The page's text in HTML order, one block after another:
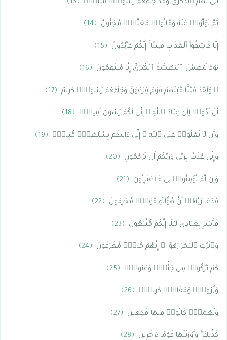
أَنَّىٰ لَهُمُ ٱلذِّكْرَىٰ وَقَدْ جَآءَهُمْ رَسُولٌۭ مُّبِينٌۭ ﴿13﴾
ثُمَّ تَوَلَّوْا۟ عَنْهُ وَقَالُوا۟ مُعَلَّمٌۭ مَّجْنُونٌ ﴿14﴾
إِنَّا كَاشِفُوا۟ ٱلْعَذَابِ قَلِيلًا ۚ إِنَّكُمْ عَآئِدُونَ ﴿15﴾
يَوْمَ نَبْطِشُ ٱلْبَطْشَةَ ٱلْكُبْرَىٰٓ إِنَّا مُنتَقِمُونَ ﴿16﴾
۞ وَلَقَدْ فَتَنَّا قَبْلَهُمْ قَوْمَ فِرْعَوْنَ وَجَآءَهُمْ رَسُولٌۭ كَرِيمٌ ﴿17﴾
أَنْ أَدُّوٓا۟ إِلَىَّ عِبَادَ ٱللَّهِ ۖ إِنِّى لَكُمْ رَسُولٌ أَمِينٌۭ ﴿18﴾
وَأَن لَّا تَعْلُوا۟ عَلَى ٱللَّهِ ۖ إِنِّىٓ ءَاتِيكُم بِسُلْطَٰنٍۢ مُّبِينٍۢ ﴿19﴾
وَإِنِّى عُذْتُ بِرَبِّى وَرَبِّكُمْ أَن تَرْجُمُونِ ﴿20﴾
وَإِن لَّمْ تُؤْمِنُوا۟ لِى فَٱعْتَزِلُونِ ﴿21﴾
فَدَعَا رَبَّهُۥٓ أَنَّ هَٰٓؤُلَآءِ قَوْمٌۭ مُّجْرِمُونَ ﴿22﴾
فَأَسْرِ بِعِبَادِى لَيْلًا إِنَّكُم مُّتَّبَعُونَ ﴿23﴾
وَٱتْرُكِ ٱلْبَحْرَ رَهْوًا ۖ إِنَّهُمْ جُندٌۭ مُّغْرَقُونَ ﴿24﴾
كَمْ تَرَكُوا۟ مِن جَنَّٰتٍۢ وَعُيُونٍۢ ﴿25﴾
وَزُرُوعٍۢ وَمَقَامٍۢ كَرِيمٍۢ ﴿26﴾
وَنَعْمَةٍۢ كَانُوا۟ فِيهَا فَٰكِهِينَ ﴿27﴾
كَذَٰلِكَ ۖ وَأَوْرَثْنَٰهَا قَوْمًا ءَاخَرِينَ ﴿28﴾